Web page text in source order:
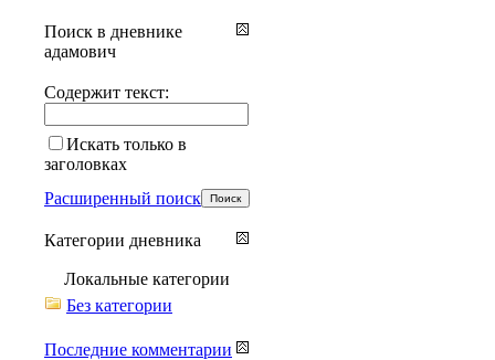
Поиск в дневнике
адамович
Содержит текст:
Искать только в
заголовках
Расширенный поиск
Категории дневника
Локальные категории
Без категории
Последние комментарии